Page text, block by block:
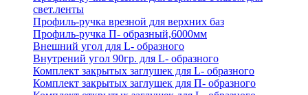
свет.ленты
Профиль-ручка врезной для верхних баз
Профиль-ручка П- образный,6000мм
Внешний угол для L- образного
Внутрений угол 90гр. для L- образного
Комплект закрытых заглушек для L- образного
Комплект закрытых заглушек для П- образного